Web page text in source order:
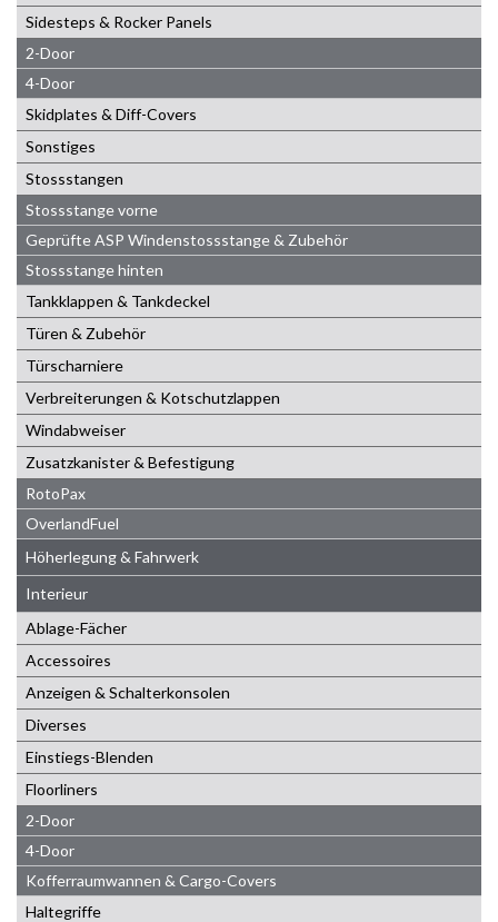
Sidesteps & Rocker Panels
2-Door
4-Door
Skidplates & Diff-Covers
Sonstiges
Stossstangen
Stossstange vorne
Geprüfte ASP Windenstossstange & Zubehör
Stossstange hinten
Tankklappen & Tankdeckel
Türen & Zubehör
Türscharniere
Verbreiterungen & Kotschutzlappen
Windabweiser
Zusatzkanister & Befestigung
RotoPax
OverlandFuel
Höherlegung & Fahrwerk
Interieur
Ablage-Fächer
Accessoires
Anzeigen & Schalterkonsolen
Diverses
Einstiegs-Blenden
Floorliners
2-Door
4-Door
Kofferraumwannen & Cargo-Covers
Haltegriffe